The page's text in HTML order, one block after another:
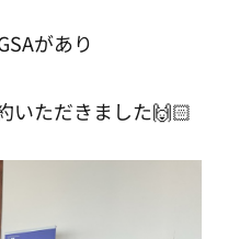
があり
いただきました🙌🏻